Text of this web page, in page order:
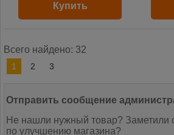
Купить
Всего найдено: 32
1 2 3
Отправить сообщение
Не нашли нужный товар? Заметили
по улучшению магазина?